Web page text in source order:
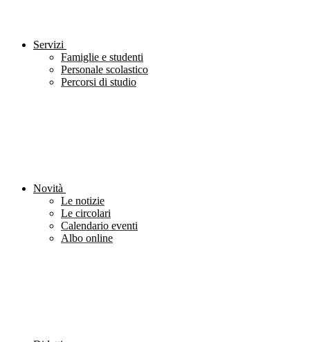
Servizi
Famiglie e studenti
Personale scolastico
Percorsi di studio
Novità
Le notizie
Le circolari
Calendario eventi
Albo online